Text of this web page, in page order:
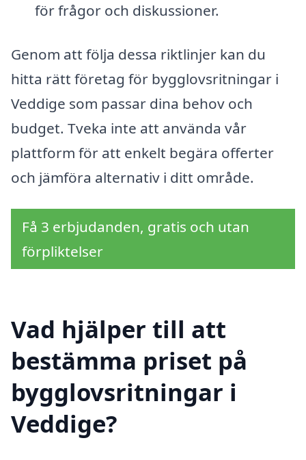
för frågor och diskussioner.
Genom att följa dessa riktlinjer kan du
hitta rätt företag för bygglovsritningar i
Veddige som passar dina behov och
budget. Tveka inte att använda vår
plattform för att enkelt begära offerter
och jämföra alternativ i ditt område.
Få 3 erbjudanden, gratis och utan
förpliktelser
Vad hjälper till att
bestämma priset på
bygglovsritningar i
Veddige?